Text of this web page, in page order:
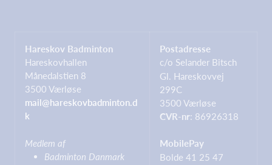
Hareskov Badminton
Hareskovhallen
Månedalstien 8
3500 Værløse
mail@hareskovbadminton.d
k
Medlem af
Badminton Danmark
Postadresse
c/o Selander Bitsch
Gl. Hareskovvej
299C
3500 Værløse
CVR-nr: 86926318
MobilePay
Bolde 41 25 47